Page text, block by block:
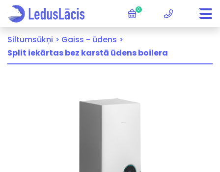
0
Siltumsūkņi > Gaiss - ūdens >
Split iekārtas bez karstā ūdens boilera